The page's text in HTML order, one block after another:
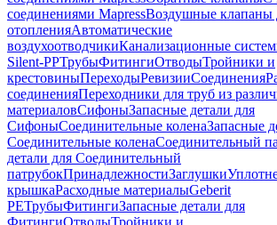
соединениями MapressВоздушные клапаны
отопленияАвтоматические
воздухоотводчикиКанализационные
Silent-PPТрубыФитингиОтводыТройники и
крестовиныПереходыРевизииСоединения
соединенияПереходники для труб из
материаловСифоныЗапасные детали для
СифоныСоединительные коленаЗапасные
Соединительные коленаСоединительный
детали для Соединительный
патрубокПринадлежностиЗаглушки
крышкаРасходные материалыGeberit
PEТрубыФитингиЗапасные детали для
ФитингиОтводыТройники и